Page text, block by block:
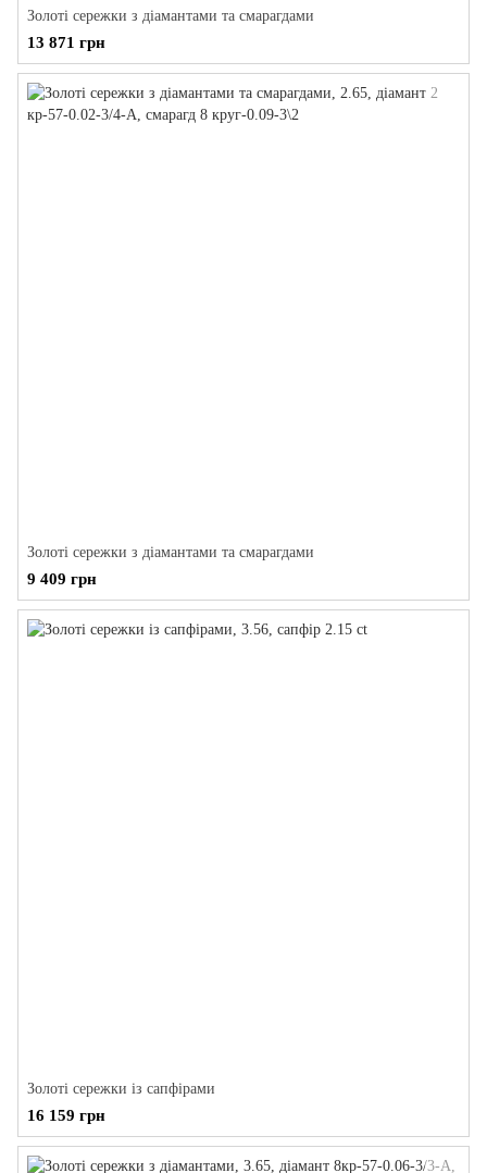
Золоті сережки з діамантами та смарагдами
13 871 грн
Золоті сережки з діамантами та смарагдами
9 409 грн
Золоті сережки із сапфірами
16 159 грн